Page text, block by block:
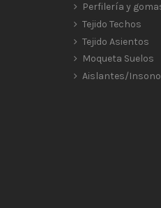
Perfilería y
Tejido Techos
Tejido Asientos
Moqueta Suelos
Aislantes/